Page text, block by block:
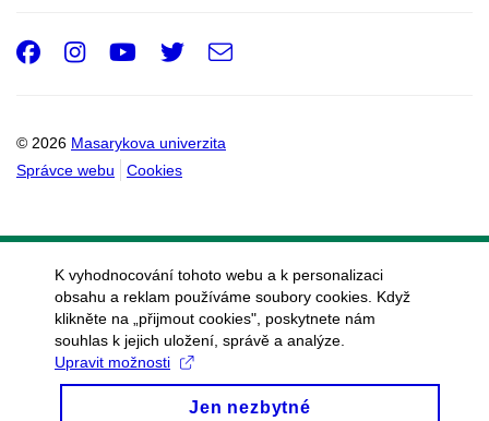
© 2026 Masarykova univerzita
Správce webu
Cookies
Facebook
Instagram
Youtube
Twitter
e-
K vyhodnocování tohoto webu a k personalizaci
obsahu a reklam používáme soubory cookies. Když
klikněte na „přijmout cookies", poskytnete nám
souhlas k jejich uložení, správě a analýze.
Upravit možnosti
Jen nezbytné